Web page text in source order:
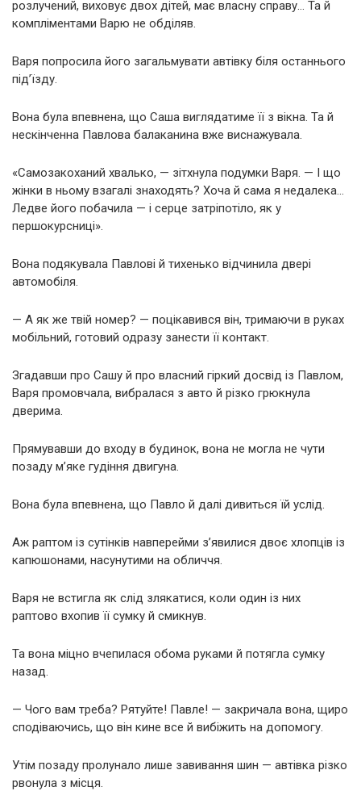
розлучений, виховує двох дітей, має власну справу… Та й
компліментами Варю не обділяв.
Варя попросила його загальмувати автівку біля останнього
під’їзду.
Вона була впевнена, що Саша виглядатиме її з вікна. Та й
нескінченна Павлова балаканина вже виснажувала.
«Самозакоханий хвалько, — зітхнула подумки Варя. — І що
жінки в ньому взагалі знаходять? Хоча й сама я недалека…
Ледве його побачила — і серце затріпотіло, як у
першокурсниці».
Вона подякувала Павлові й тихенько відчинила двері
автомобіля.
— А як же твій номер? — поцікавився він, тримаючи в руках
мобільний, готовий одразу занести її контакт.
Згадавши про Сашу й про власний гіркий досвід із Павлом,
Варя промовчала, вибралася з авто й різко грюкнула
дверима.
Прямувавши до входу в будинок, вона не могла не чути
позаду м’яке гудіння двигуна.
Вона була впевнена, що Павло й далі дивиться їй услід.
Аж раптом із сутінків навперейми з’явилися двоє хлопців із
капюшонами, насунутими на обличчя.
Варя не встигла як слід злякатися, коли один із них
раптово вхопив її сумку й смикнув.
Та вона міцно вчепилася обома руками й потягла сумку
назад.
— Чого вам треба? Рятуйте! Павле! — закричала вона, щиро
сподіваючись, що він кине все й вибіжить на допомогу.
Утім позаду пролунало лише завивання шин — автівка різко
рвонула з місця.